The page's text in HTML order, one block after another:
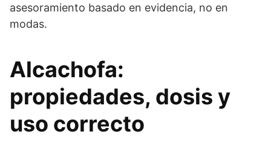
asesoramiento basado en evidencia, no en
modas.
Alcachofa:
propiedades, dosis y
uso correcto